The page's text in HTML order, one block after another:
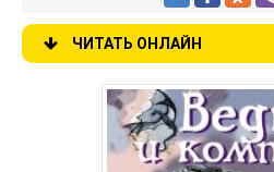
ЧИТАТЬ ОНЛАЙН